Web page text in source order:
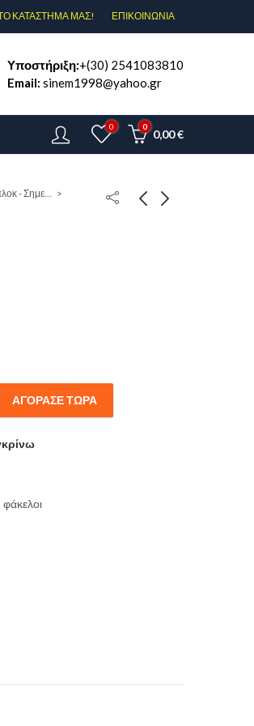
ΚΑΤΑΣΤΗΜΑ ΜΑΣ! ΕΠΙΚΟΙΝΩΝΊΑ
Υποστήριξη:+(30) 2541083810
Email: sinem1998@yahoo.gr
0 0
0,00€
Μπλοκ - Σημειωματάρια
ΑΓΌΡΑΣΕ ΤΏΡΑ